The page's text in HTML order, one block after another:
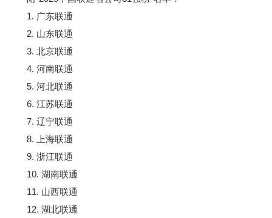
1. 广东联通
2. 山东联通
3. 北京联通
4. 河南联通
5. 河北联通
6. 江苏联通
7. 辽宁联通
8. 上海联通
9. 浙江联通
10. 湖南联通
11. 山西联通
12. 湖北联通